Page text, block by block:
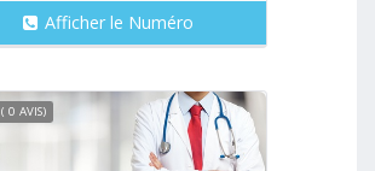
Afficher le Numéro
Voir
( 0 AVIS)